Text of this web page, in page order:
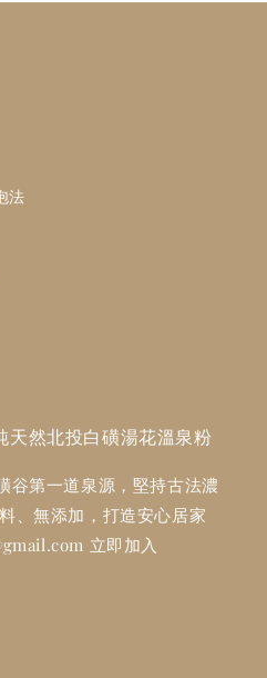
法
天然北投白磺湯花溫泉粉
谷第一道泉源，堅持古法濃
、無添加，打造安心居家
立即加入